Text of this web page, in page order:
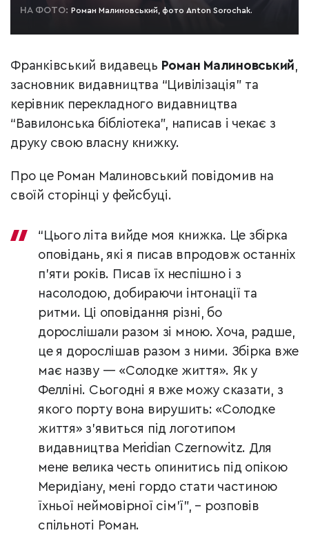
НА ФОТО: Роман Малиновський, фото Anton Sorochak.
Франківський видавець Роман Малиновський,
засновник видавництва “Цивілізація” та
керівник перекладного видавництва
“Вавилонська бібліотека”, написав і чекає з
друку свою власну книжку.
Про це Роман Малиновський повідомив на
своїй сторінці у фейсбуці.
“Цього літа вийде моя книжка. Це збірка
оповідань, які я писав впродовж останніх
п’яти років. Писав їх неспішно і з
насолодою, добираючи інтонації та
ритми. Ці оповідання різні, бо
дорослішали разом зі мною. Хоча, радше,
це я дорослішав разом з ними. Збірка вже
має назву — «Солодке життя». Як у
Фелліні. Сьогодні я вже можу сказати, з
якого порту вона вирушить: «Солодке
життя» з’явиться під логотипом
видавництва Meridian Czernowitz. Для
мене велика честь опинитись під опікою
Меридіану, мені гордо стати частиною
їхньої неймовірної сім’ї”, – розповів
спільноті Роман.